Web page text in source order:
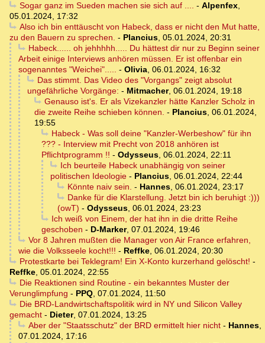
Sogar ganz im Sueden machen sie sich auf .... - Alpenfex,
05.01.2024, 17:32
Also ich bin enttäuscht von Habeck, dass er nicht den Mut hatte,
zu den Bauern zu sprechen. - Plancius, 05.01.2024, 20:31
Habeck...... oh jehhhhh..... Du hättest dir nur zu Beginn seiner
Arbeit einige Interviews anhören müssen. Er ist offenbar ein
sogenanntes "Weichei"..... - Olivia, 06.01.2024, 16:32
Das stimmt. Das Video des "Vorgangs" zeigt absolut
ungefährliche Vorgänge: - Mitmacher, 06.01.2024, 19:18
Genauso ist's. Er als Vizekanzler hätte Kanzler Scholz in
die zweite Reihe schieben können. - Plancius, 06.01.2024,
19:55
Habeck - Was soll deine "Kanzler-Werbeshow" für ihn
??? - Interview mit Precht von 2018 anhören ist
Pflichtprogramm !! - Odysseus, 06.01.2024, 22:11
Ich beurteile Habeck unabhängig von seiner
politischen Ideologie - Plancius, 06.01.2024, 22:44
Könnte naiv sein. - Hannes, 06.01.2024, 23:17
Danke für die Klarstellung. Jetzt bin ich beruhigt :)))
(owT) - Odysseus, 06.01.2024, 23:23
Ich weiß von Einem, der hat ihn in die dritte Reihe
geschoben - D-Marker, 07.01.2024, 19:46
Vor 8 Jahren mußten die Manager von Air France erfahren,
wie die Volksseele kocht!!! - Reffke, 06.01.2024, 20:30
Protestkarte bei Teklegram! Ein X-Konto kurzerhand gelöscht! -
Reffke, 05.01.2024, 22:55
Die Reaktionen sind Routine - ein bekanntes Muster der
Verunglimpfung - PPQ, 07.01.2024, 11:50
Die BRD-Landwirtschaftspolitik wird in NY und Silicon Valley
gemacht - Dieter, 07.01.2024, 13:25
Aber der "Staatsschutz" der BRD ermittelt hier nicht- Hannes,
07.01.2024, 17:16